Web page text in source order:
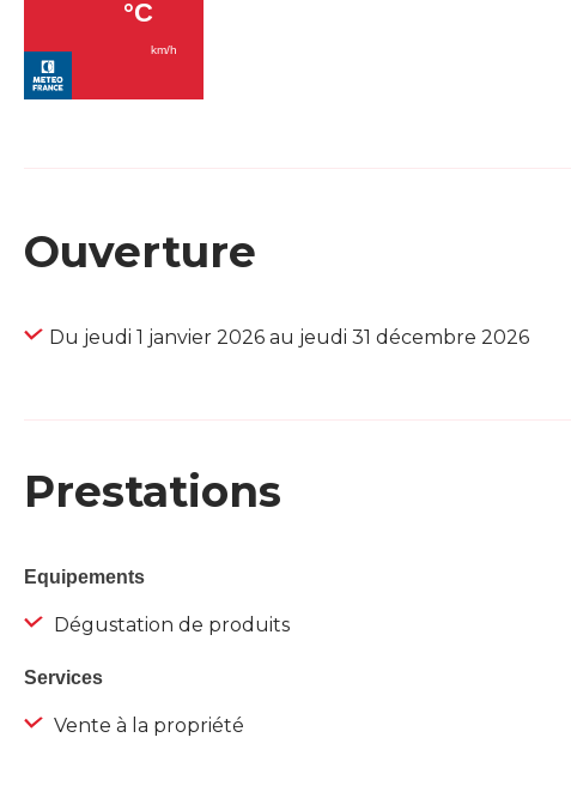
Ouverture
Du jeudi 1 janvier 2026 au jeudi 31 décembre 2026
Prestations
Equipements
Dégustation de produits
Services
Vente à la propriété